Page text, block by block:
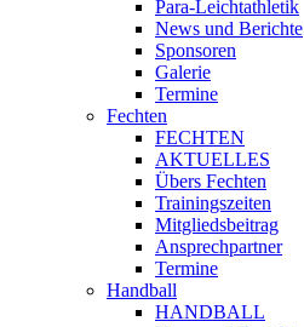
Para-Leichtathletik
News und Berichte
Sponsoren
Galerie
Termine
Fechten
FECHTEN
AKTUELLES
Übers Fechten
Trainingszeiten
Mitgliedsbeitrag
Ansprechpartner
Termine
Handball
HANDBALL